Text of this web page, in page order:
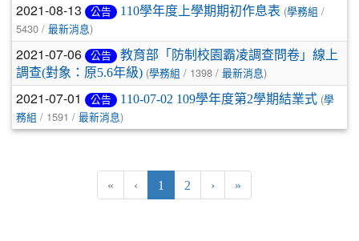
2021-08-13 公告 110學年度上學期期初作息表 (學務組 /
5430 / 最新消息)
2021-07-06 公告
教育部「防制校園霸凌調查問卷」線上
調查(對象：原5.6年級) (學務組 / 1398 / 最新消息)
2021-07-01 公告 110-07-02 109學年度第2學期結業式 (學
務組 / 1591 / 最新消息)
« ‹ 1 (current)
2 › »